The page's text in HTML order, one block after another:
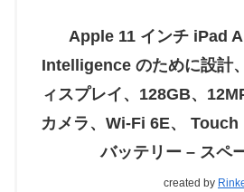
Apple 11 インチ iPad
Intelligence のために設計
ィスプレイ、128GB、
カメラ、Wi-Fi 6E、 Touch
バッテリー – スペ
created by